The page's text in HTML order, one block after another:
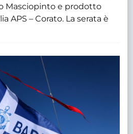
Masciopinto e prodotto
APS – Corato. La serata è